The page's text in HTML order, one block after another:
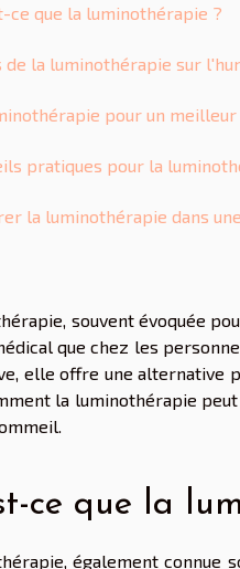
ce que la luminothérapie ?
de la luminothérapie sur
pour un
pratiques pour la
la luminothérapie dans
souvent évoquée
que chez les
elle offre une alternative
la luminothérapie
ce que la
également connue